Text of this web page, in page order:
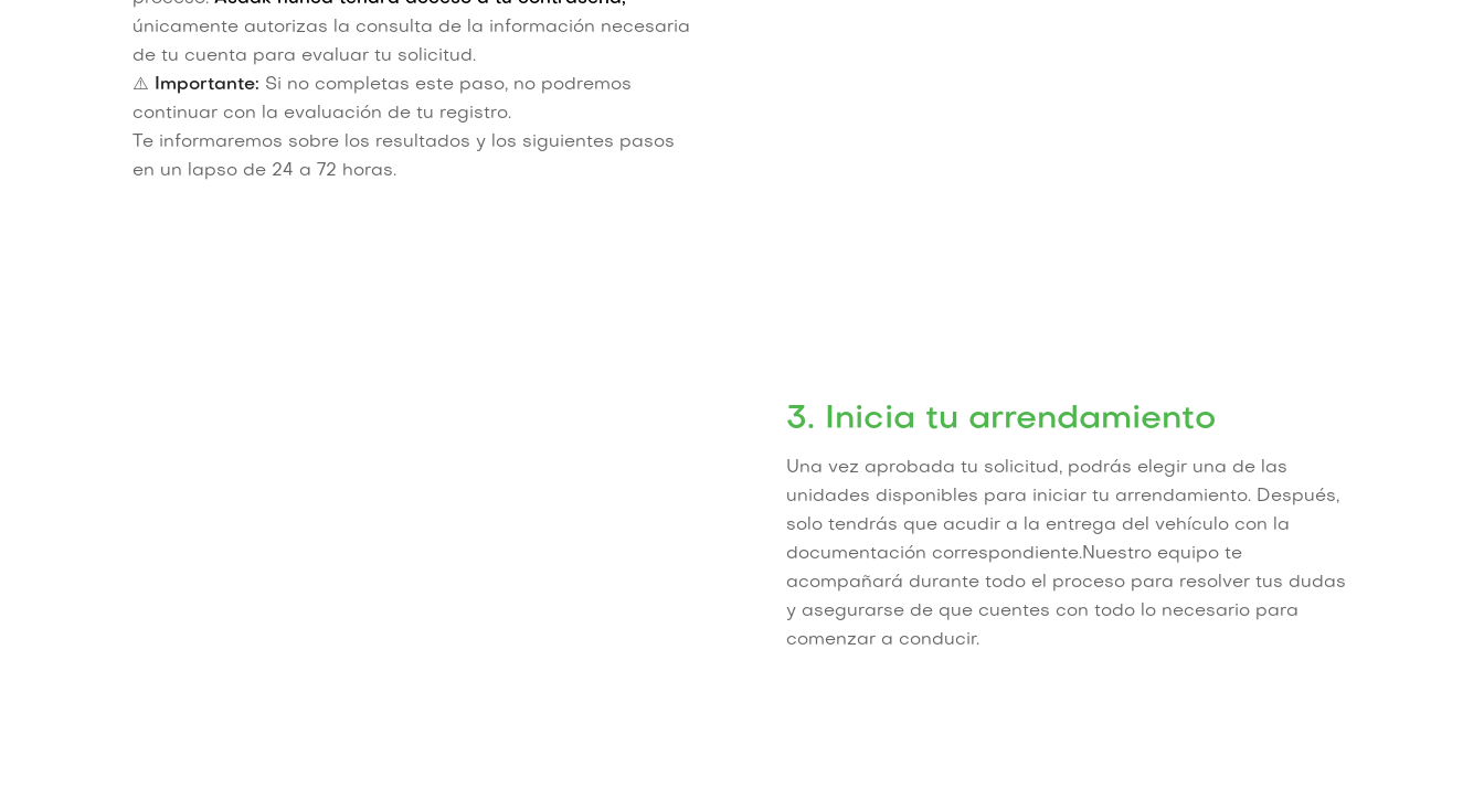
únicamente autorizas la consulta de la información necesaria
de tu cuenta para evaluar tu solicitud.
⚠️ Importante: Si no completas este paso, no podremos
continuar con la evaluación de tu registro.
Te informaremos sobre los resultados y los siguientes pasos
en un lapso de 24 a 72 horas.
3. Inicia tu arrendamiento
Una vez aprobada tu solicitud, podrás elegir una de las
unidades disponibles para iniciar tu arrendamiento. Después,
solo tendrás que acudir a la entrega del vehículo con la
documentación correspondiente.Nuestro equipo te
acompañará durante todo el proceso para resolver tus dudas
y asegurarse de que cuentes con todo lo necesario para
comenzar a conducir.